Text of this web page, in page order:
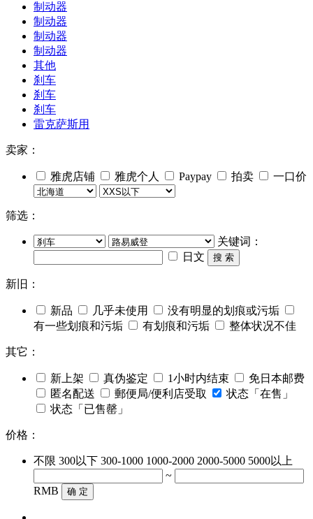
制动器
制动器
制动器
制动器
其他
刹车
刹车
刹车
雷克萨斯用
卖家：
雅虎店铺 雅虎个人 Paypay 拍卖 一口价
筛选：
关键词：
日文
搜 索
新旧：
新品 几乎未使用
没有明显的划痕或污垢
有一些划痕和污垢
有划痕和污垢 整体状况不佳
其它：
新上架 真伪鉴定 1小时内结束
免日本邮费
匿名配送
郵便局/便利店受取
状态「在售」
状态「已售罄」
价格：
不限 300以下 300-1000 1000-2000 2000-5000 5000以上
~
RMB
确 定